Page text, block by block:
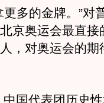
多的金牌。”对
京奥运会最直接
，对奥运会的期
国代表团历史性